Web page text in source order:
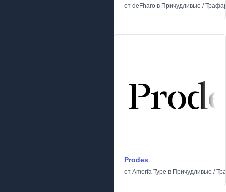
от deFharo в Причудливые /
Prodes
от Amorfa Type в Причудливые /